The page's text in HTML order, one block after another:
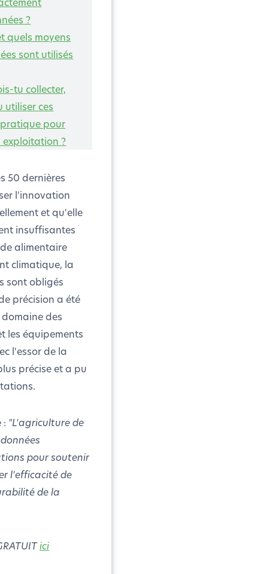
?
quels moyens
sont utilisés
tu collecter,
utiliser ces
pour
?
50 dernières
l'innovation
et qu'elle
insuffisantes
alimentaire
climatique, la
sont obligés
précision a été
des
les équipements
l'essor de la
précise et a pu
: "L'agriculture de
pour soutenir
l'efficacité de
de la
ici